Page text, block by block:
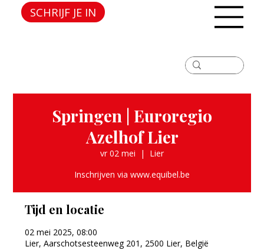
SCHRIJF JE IN
Springen | Euroregio
Azelhof Lier
vr 02 mei
  |
Lier
Inschrijven via www.equibel.be
Tijd en locatie
02 mei 2025, 08:00
Lier, Aarschotsesteenweg 201, 2500 Lier, België